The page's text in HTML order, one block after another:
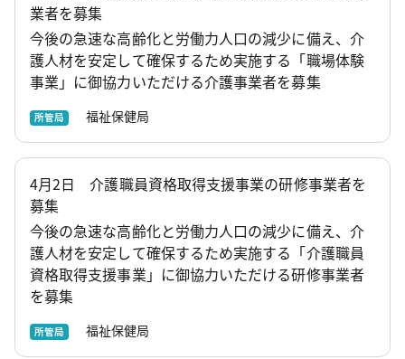
業者を募集
今後の急速な高齢化と労働力人口の減少に備え、介
護人材を安定して確保するため実施する「職場体験
事業」に御協力いただける介護事業者を募集
所管局 福祉保健局
4月2日 介護職員資格取得支援事業の研修事業者を
募集
今後の急速な高齢化と労働力人口の減少に備え、介
護人材を安定して確保するため実施する「介護職員
資格取得支援事業」に御協力いただける研修事業者
を募集
所管局 福祉保健局